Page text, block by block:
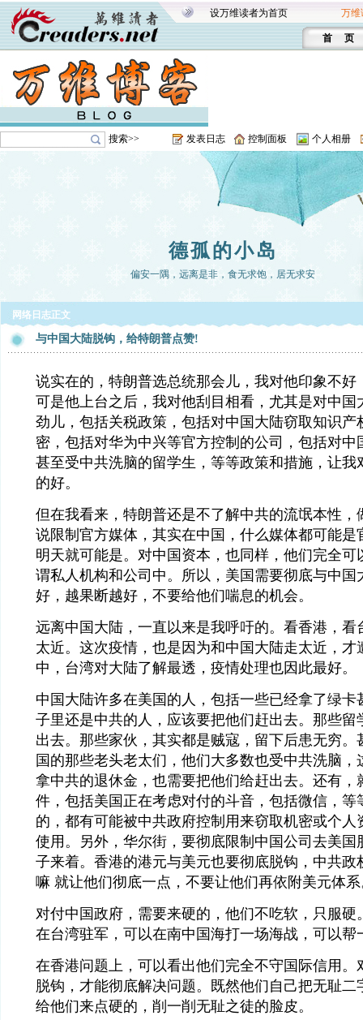
设万维读者为首页 万维
首 页
搜索>> 发表日志 控制面板 个人相册
德孤的小岛
偏安一隅，远离是非，食无求饱，居无求安
网络日志正文
与中国大陆脱钩，给特朗普点赞!
说实在的，特朗普选总统那会儿，我对他印象不好
可是他上台之后，我对他刮目相看，尤其是对中国
劲儿，包括关税政策，包括对中国大陆窃取知识产
密，包括对华为中兴等官方控制的公司，包括对中
甚至受中共洗脑的留学生，等等政策和措施，让我
的好。
但在我看来，特朗普还是不了解中共的流氓本性，
说限制官方媒体，其实在中国，什么媒体都可能是
明天就可能是。对中国资本，也同样，他们完全可
谓私人机构和公司中。所以，美国需要彻底与中国
好，越果断越好，不要给他们喘息的机会。
远离中国大陆，一直以来是我呼吁的。看香港，看
太近。这次疫情，也是因为和中国大陆走太近，才
中，台湾对大陆了解最透，疫情处理也因此最好。
中国大陆许多在美国的人，包括一些已经拿了绿卡
子里还是中共的人，应该要把他们赶出去。那些留
出去。那些家伙，其实都是贼寇，留下后患无穷。
国的那些老头老太们，他们大多数也受中共洗脑
拿中共的退休金，也需要把他们给赶出去。还有，
件，包括美国正在考虑对付的斗音，包括微信，等
的，都有可能被中共政府控制用来窃取机密或个人
使用。另外，华尔街，要彻底限制中国公司去美国
子来着。香港的港元与美元也要彻底脱钩，中共政
嘛 就让他们彻底一点，不要让他们再依附美元体
对付中国政府，需要来硬的，他们不吃软，只服硬
在台湾驻军，可以在南中国海打一场海战，可以帮
在香港问题上，可以看出他们完全不守国际信用。
脱钩，才能彻底解决问题。既然他们自己把无耻二
给他们来点硬的，削一削无耻之徒的脸皮。